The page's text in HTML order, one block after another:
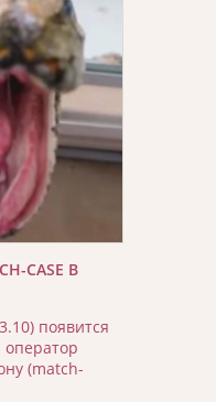
CASE В
появится
(match-